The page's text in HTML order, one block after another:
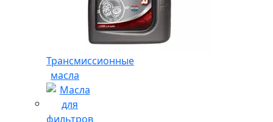
Трансмиссионные
масла